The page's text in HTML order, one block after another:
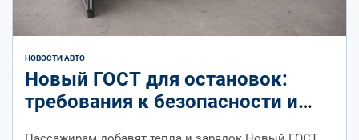
НОВОСТИ АВТО
Новый ГОСТ для остановок:
требования к безопасности и